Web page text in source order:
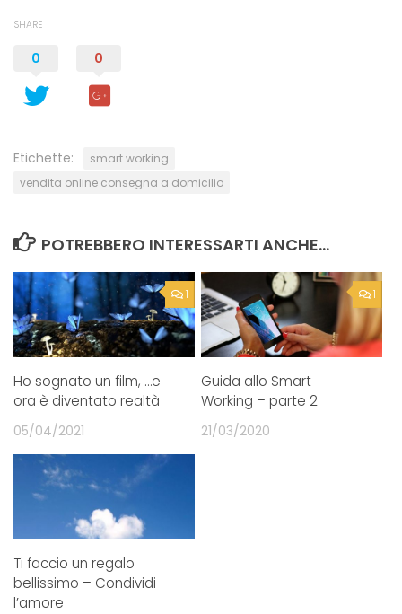
SHARE
0 0
Etichette:
smart working
vendita online consegna a domicilio
POTREBBERO INTERESSARTI ANCHE...
1
Ho sognato un film, …e
ora è diventato realtà
05/04/2021
1
Guida allo Smart
Working – parte 2
21/03/2020
Ti faccio un regalo
bellissimo – Condividi
l’amore